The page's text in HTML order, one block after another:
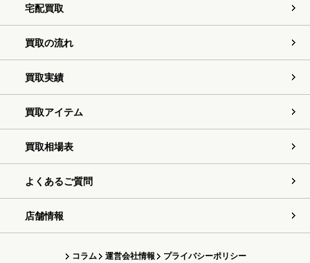
宅配買取
買取の流れ
買取実績
買取アイテム
買取相場表
よくあるご質問
店舗情報
コラム 運営会社情報 プライバシーポリシー